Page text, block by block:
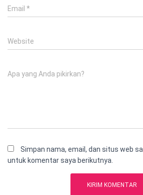
Email *
Website
Apa yang Anda pikirkan?
Simpan nama, email, dan situs web
untuk komentar saya berikutnya.